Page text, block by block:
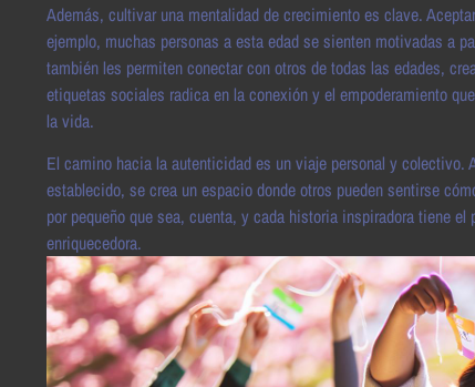
Además, cultivar una mentalidad de crecimiento es clave.
ejemplo, muchas personas a esta edad se sienten motivadas a
también les permiten conectar con otros de todas las edades,
etiquetas sociales radica en la conexión y el empoderamiento
la vida.
El camino hacia la autenticidad es un viaje personal y
establecido, se crea un espacio donde otros pueden sentirse
por pequeño que sea, cuenta, y cada historia inspiradora tiene
enriquecedora.